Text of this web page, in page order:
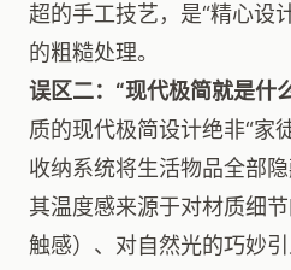
超的手工技艺，是“精心设
的粗糙处理。
误区二：“现代极简就是什
质的现代极简设计绝非“家
收纳系统将生活物品全部
其温度感来源于对材质细
触感）、对自然光的巧妙